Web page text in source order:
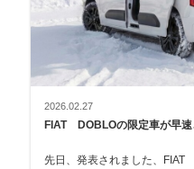
2026.02.27
FIAT DOBLOの限定車が早速
先日、発表されました、